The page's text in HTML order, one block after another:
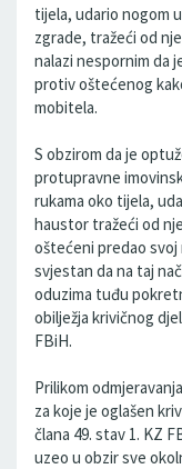
tijela, udario nogom
zgrade, tražeći od
nalazi nespornim da
protiv oštećenog
mobitela.
S obzirom da je
protupravne
rukama oko tijela,
haustor tražeći od
oštećeni predao
svjestan da na taj
oduzima tuđu
obilježja krivičnog
FBiH.
Prilikom
za koje je oglašen
člana 49. stav 1. KZ
uzeo u obzir sve